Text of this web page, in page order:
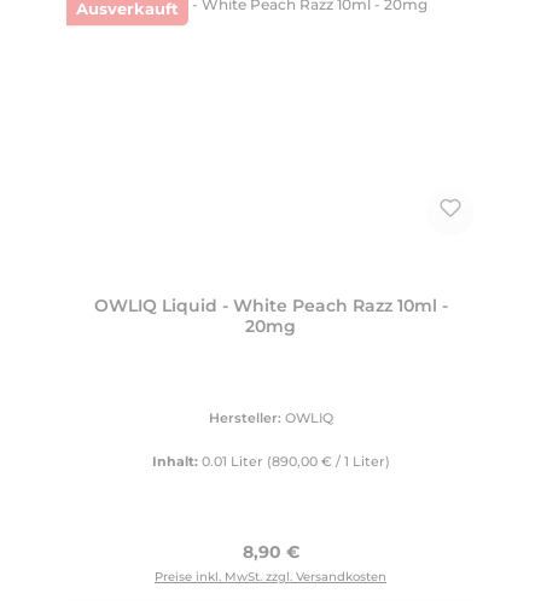
Ausverkauft
OWLIQ Liquid - White Peach Razz 10ml -
20mg
Hersteller: OWLIQ
Inhalt: 0.01 Liter (890,00 € / 1 Liter)
Regulärer Preis:
8,90 €
Preise inkl. MwSt. zzgl. Versandkosten